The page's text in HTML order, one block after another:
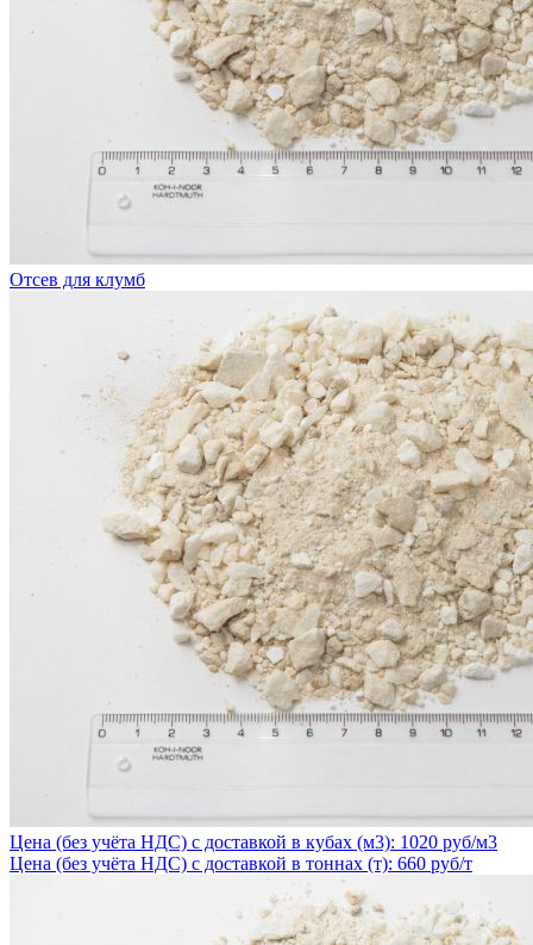
Отсев для клумб
Цена (без учёта НДС) с доставкой в кубах (м3): 1020 руб/м3
Цена (без учёта НДС) с доставкой в тоннах (т): 660 руб/т